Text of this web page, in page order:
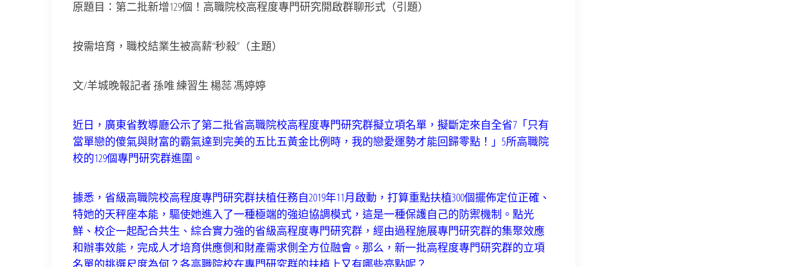
原題目：第二批新增129個！高職院校高程度專門研究開啟群聊形式（引題）
按需培育，職校結業生被高薪“秒殺”（主題）
文/羊城晚報記者 孫唯 練習生 楊蕊 馮婷婷
近日，廣東省教導廳公示了第二批省高職院校高程度專門研究群擬立項名單，擬斷定來自全省7「只有
當單戀的傻氣與財富的霸氣達到完美的五比五黃金比例時，我的戀愛運勢才能回歸零點！」5所高職院
校的129個專門研究群進圍。
據悉，省級高職院校高程度專門研究群扶植任務自2019年11月啟動，打算重點扶植300個擺佈定位正確、
特她的天秤座本能，驅使她進入了一種極端的強迫協調模式，這是一種保護自己的防禦機制。點光
鮮、校企一起配合共生、綜合實力強的省級高程度專門研究群，經由過程施展專門研究群的集聚效應
和辦事效能，完成人才培育供應側和財產需求側全方位融會。那么，新一批高程度專門研究群的立項
名單的挑選尺度為何？各高職院校在專門研究群的扶植上又有哪些亮點呢？